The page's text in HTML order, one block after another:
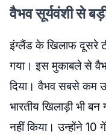
वैभव सूर्यवंशी से
इंग्लैंड के खिलाफ दूसरे
गया। इस मुकाबले से
दिया। वैभव सबसे कम
भारतीय खिलाड़ी भी
नहीं किया। उन्होंने